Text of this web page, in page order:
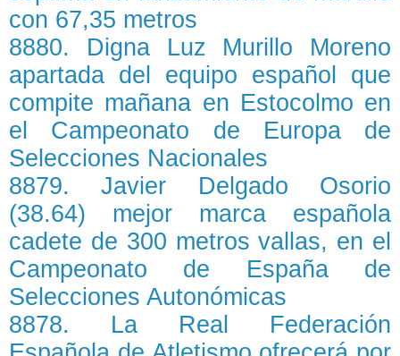
con 67,35 metros
8880. Digna Luz Murillo Moreno
apartada del equipo español que
compite mañana en Estocolmo en
el Campeonato de Europa de
Selecciones Nacionales
8879. Javier Delgado Osorio
(38.64) mejor marca española
cadete de 300 metros vallas, en el
Campeonato de España de
Selecciones Autonómicas
8878. La Real Federación